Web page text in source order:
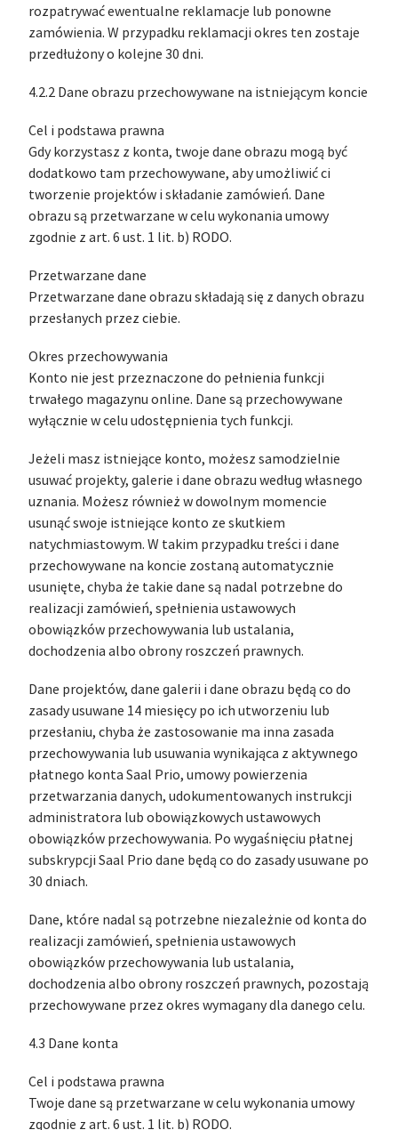
rozpatrywać ewentualne reklamacje lub ponowne
zamówienia. W przypadku reklamacji okres ten zostaje
przedłużony o kolejne 30 dni.
4.2.2 Dane obrazu przechowywane na istniejącym koncie
Cel i podstawa prawna
Gdy korzystasz z konta, twoje dane obrazu mogą być
dodatkowo tam przechowywane, aby umożliwić ci
tworzenie projektów i składanie zamówień. Dane
obrazu są przetwarzane w celu wykonania umowy
zgodnie z art. 6 ust. 1 lit. b) RODO.
Przetwarzane dane
Przetwarzane dane obrazu składają się z danych obrazu
przesłanych przez ciebie.
Okres przechowywania
Konto nie jest przeznaczone do pełnienia funkcji
trwałego magazynu online. Dane są przechowywane
wyłącznie w celu udostępnienia tych funkcji.
Jeżeli masz istniejące konto, możesz samodzielnie
usuwać projekty, galerie i dane obrazu według własnego
uznania. Możesz również w dowolnym momencie
usunąć swoje istniejące konto ze skutkiem
natychmiastowym. W takim przypadku treści i dane
przechowywane na koncie zostaną automatycznie
usunięte, chyba że takie dane są nadal potrzebne do
realizacji zamówień, spełnienia ustawowych
obowiązków przechowywania lub ustalania,
dochodzenia albo obrony roszczeń prawnych.
Dane projektów, dane galerii i dane obrazu będą co do
zasady usuwane 14 miesięcy po ich utworzeniu lub
przesłaniu, chyba że zastosowanie ma inna zasada
przechowywania lub usuwania wynikająca z aktywnego
płatnego konta Saal Prio, umowy powierzenia
przetwarzania danych, udokumentowanych instrukcji
administratora lub obowiązkowych ustawowych
obowiązków przechowywania. Po wygaśnięciu płatnej
subskrypcji Saal Prio dane będą co do zasady usuwane po
30 dniach.
Dane, które nadal są potrzebne niezależnie od konta do
realizacji zamówień, spełnienia ustawowych
obowiązków przechowywania lub ustalania,
dochodzenia albo obrony roszczeń prawnych, pozostają
przechowywane przez okres wymagany dla danego celu.
4.3 Dane konta
Cel i podstawa prawna
Twoje dane są przetwarzane w celu wykonania umowy
zgodnie z art. 6 ust. 1 lit. b) RODO.